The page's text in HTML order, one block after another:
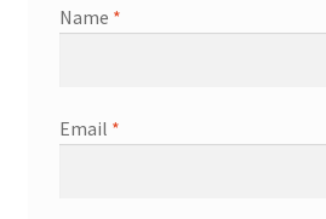
Name *
Email *